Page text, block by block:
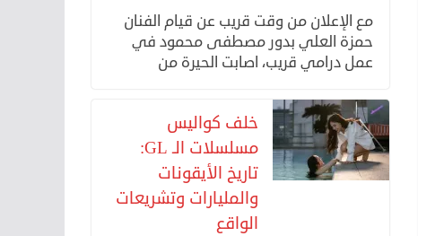
مع الإعلان من وقت قريب عن قيام الفنان
حمزة العلي بدور مصطفى محمود في
عمل درامي قريب، اصابت الحيرة من
خلف كواليس
مسلسلات الـ GL:
تاريخ الأيقونات
والمليارات وتشريعات
الواقع